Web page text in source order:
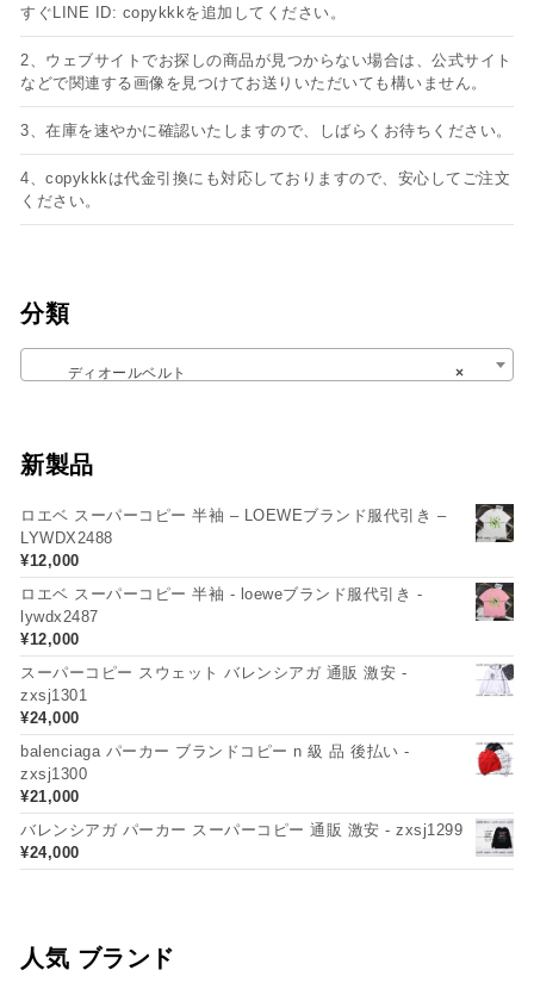
すぐLINE ID: copykkkを追加してください。
2、ウェブサイトでお探しの商品が見つからない場合は、公式サイト
などで関連する画像を見つけてお送りいただいても構いません。
3、在庫を速やかに確認いたしますので、しばらくお待ちください。
4、copykkkは代金引換にも対応しておりますので、安心してご注文
ください。
分類
×
ディオールベルト
新製品
ロエベ スーパーコピー 半袖 – LOEWEブランド服代引き –
LYWDX2488
¥12,000
ロエベ スーパーコピー 半袖 - loeweブランド服代引き -
lywdx2487
¥12,000
スーパーコピー スウェット バレンシアガ 通販 激安 -
zxsj1301
¥24,000
balenciaga パーカー ブランドコピー n 級 品 後払い -
zxsj1300
¥21,000
バレンシアガ パーカー スーパーコピー 通販 激安 - zxsj1299
¥24,000
人気 ブランド